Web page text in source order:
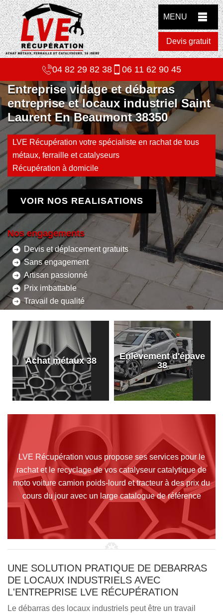
MENU
Devis gratuit
04 82 29 82 38 06 11 62 90 45
Entreprise vidage et débarras
entreprise et locaux industriel Saint
Laurent En Beaumont 38350
LVE Récupération votre spécialiste en rachat de tous
métaux, ferraille et catalyseurs
Récupération à domicile
VOIR NOS REALISATIONS
Nos engagements
Devis et déplacement gratuits
Sans engagement
Artisan passionné
Prix imbattable
Travail de qualité
Achat métaux 38
Enlèvement d'épave
38
LVE Récupération vous propose ses services pour le
rachat et le recyclage de vos catalyseur catalytique de
moto voiture camion poids-lourd et tracteur à des prix du
cours du jour avec un large catalogue de référence
UNE SOLUTION PRATIQUE DE DEBARRAS
DE LOCAUX INDUSTRIELS AVEC
L'ENTREPRISE LVE RÉCUPÉRATION
Le débarras des locaux industriels peut être un travail